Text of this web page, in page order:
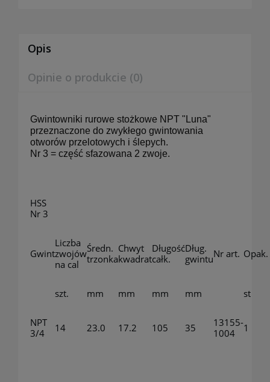
Opis
Opinie o produkcie (0)
Gwintowniki rurowe stożkowe NPT "Luna"
przeznaczone do zwykłego gwintowania
otworów przelotowych i ślepych.
Nr 3 = część sfazowana 2 zwoje.
HSS
Nr 3
Gwint
Liczba
zwojów
na cal
Średn.
trzonka
Chwyt
kwadrat
Długość
całk.
Dług.
gwintuNr art. Opak.
szt. mm mm mm mm st
NPT
3/4
14 23.0 17.2 105 35
13155-
1004
1